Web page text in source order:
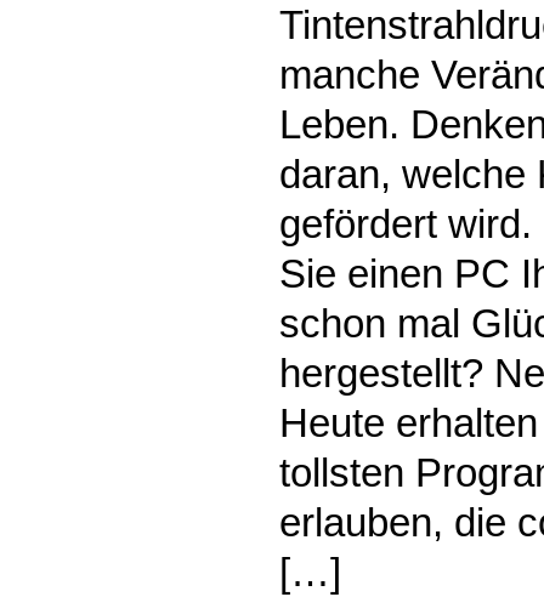
manche
Leben.
daran, welche
gefördert
Sie einen PC
schon mal
hergestellt?
Heute
tollsten
erlauben, die
[…]